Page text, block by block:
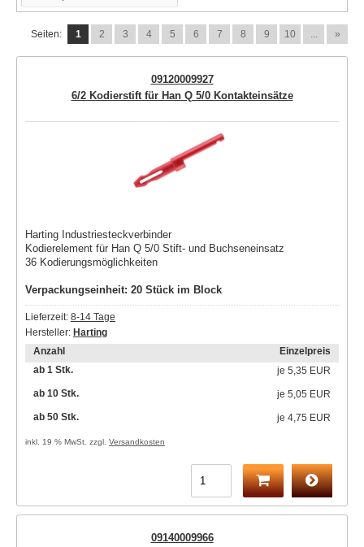
Seiten: 1 2 3 4 5 6 7 8 9 10 ... »
09120009927
6/2 Kodierstift für Han Q 5/0 Kontakteinsätze
Harting Industriesteckverbinder
Kodierelement für Han Q 5/0 Stift- und Buchseneinsatz
36 Kodierungsmöglichkeiten
Verpackungseinheit: 20 Stück im Block
Lieferzeit: 8-14 Tage
Hersteller: Harting
Anzahl
Einzelpreis
ab 1 Stk.
je 5,35 EUR
ab 10 Stk.
je 5,05 EUR
ab 50 Stk.
je 4,75 EUR
inkl. 19 % MwSt. zzgl. Versandkosten
09140009966